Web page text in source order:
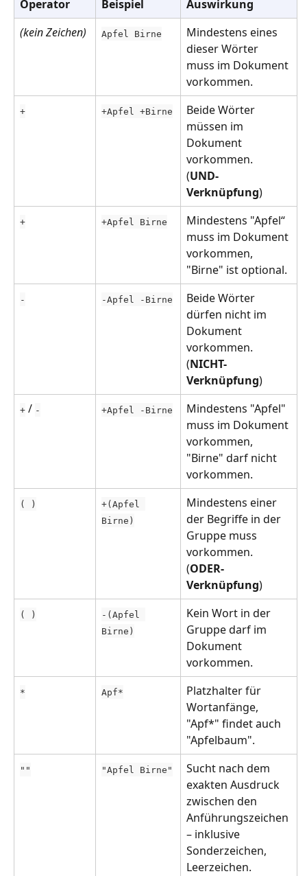
Operator Beispiel
Auswirkung
(kein Zeichen)
Apfel Birne
Mindestens eines
dieser Wörter
muss im Dokument
vorkommen.
+ +Apfel +Birne
Beide Wörter
müssen im
Dokument
vorkommen.
(UND-
Verknüpfung)
+ +Apfel Birne
Mindestens "Apfel“
muss im Dokument
vorkommen,
"Birne" ist optional.
- -Apfel -Birne
Beide Wörter
dürfen nicht im
Dokument
vorkommen.
(NICHT-
Verknüpfung)
+ / - +Apfel -Birne
Mindestens "Apfel"
muss im Dokument
vorkommen,
"Birne" darf nicht
vorkommen.
( )
+(Apfel
Birne)
Mindestens einer
der Begriffe in der
Gruppe muss
vorkommen.
(ODER-
Verknüpfung)
( )
-(Apfel
Birne)
Kein Wort in der
Gruppe darf im
Dokument
vorkommen.
* Apf*
Platzhalter für
Wortanfänge,
"Apf*" findet auch
"Apfelbaum".
"" "Apfel Birne"
Sucht nach dem
exakten Ausdruck
zwischen den
Anführungszeichen
– inklusive
Sonderzeichen,
Leerzeichen.